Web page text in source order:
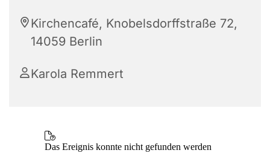
Kirchencafé, Knobelsdorffstraße 72,
14059 Berlin
Karola Remmert